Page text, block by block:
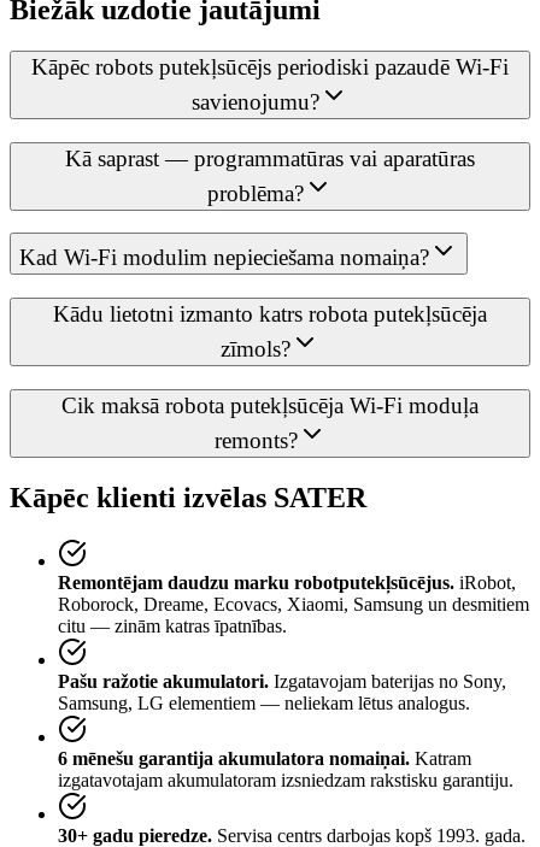
Biežāk uzdotie jautājumi
Kāpēc robots putekļsūcējs periodiski pazaudē Wi-Fi
savienojumu?
Kā saprast — programmatūras vai aparatūras
problēma?
Kad Wi-Fi modulim nepieciešama nomaiņa?
Kādu lietotni izmanto katrs robota putekļsūcēja
zīmols?
Cik maksā robota putekļsūcēja Wi-Fi moduļa
remonts?
Kāpēc klienti izvēlas SATER
Remontējam daudzu marku robotputekļsūcējus. iRobot,
Roborock, Dreame, Ecovacs, Xiaomi, Samsung un desmitiem
citu — zinām katras īpatnības.
Pašu ražotie akumulatori. Izgatavojam baterijas no Sony,
Samsung, LG elementiem — neliekam lētus analogus.
6 mēnešu garantija akumulatora nomaiņai. Katram
izgatavotajam akumulatoram izsniedzam rakstisku garantiju.
30+ gadu pieredze. Servisa centrs darbojas kopš 1993. gada.